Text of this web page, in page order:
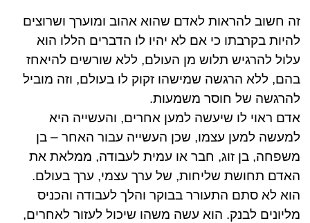
זה חשוב להראות לאדם שהוא אהוב ומוערך ושרוצים
להיות בקרבתו כי אם לא יהיו לו הדברים הללו הוא
עלול להרגיש תלוש מן העולם, ללא שורשים להיאחז
בהם, ללא הרגשה שמישהו זקוק לו בעולם, וזה מוביל
להרגשה של חוסר משמעות.
אדם ראוי לו שיעשה למען אחרים, והעשייה היא
למעשה למען עצמו, שכן העשייה עבור האחר – בן
משפחה, בן זוג, חבר או עמית לעבודה, ממלאת את
האדם תחושת שליחות, של ערך עצמי, ערך בעולם.
הוא לא סתם התעורר בבוקר והלך לעבודה והכניס
מליונים לבנק. הוא עשה משהו שיכול לעזור לאחרים,